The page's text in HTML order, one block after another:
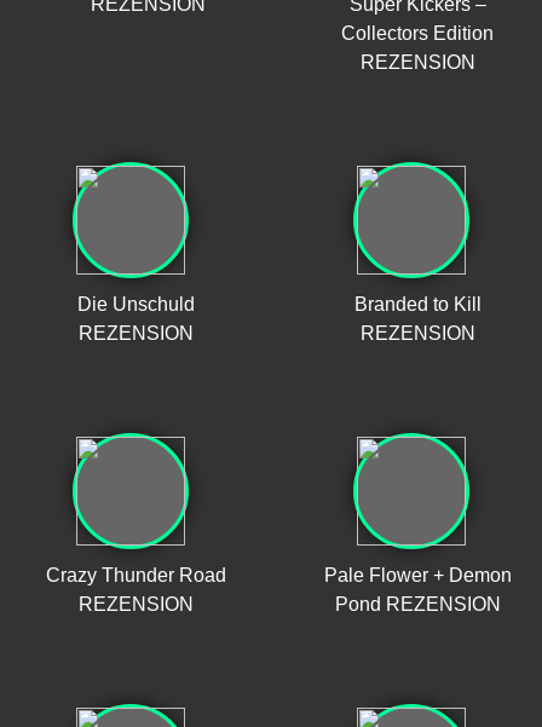
REZENSION
Super Kickers –
Collectors Edition
REZENSION
Die Unschuld
REZENSION
Branded to Kill
REZENSION
Crazy Thunder Road
REZENSION
Pale Flower + Demon
Pond REZENSION